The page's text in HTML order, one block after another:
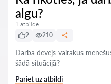
algu?
1 atbilde
2
210
Darba devējs vairākus
šādā situācijā?
Pāriet uz atbildi